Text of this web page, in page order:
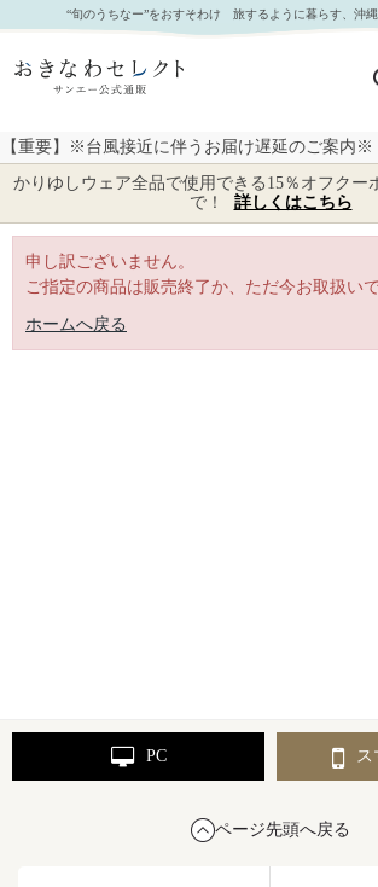
｜おきなわセレクト サンエー公式通販
“旬のうちなー”をおすそわけ 旅するように暮らす、沖
【重要】※台風接近に伴うお届け遅延のご案内※
かりゆしウェア全品で使用できる15％オフクー
で！
詳しくはこちら
申し訳ございません。
ご指定の商品は販売終了か、ただ今お取扱い
ホームへ戻る
PC ス
ページ先頭へ戻る